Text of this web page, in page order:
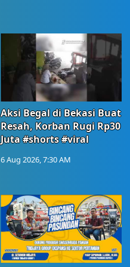
Aksi Begal di Bekasi Buat
Resah, Korban Rugi Rp30
Juta #shorts #viral
6 Aug 2026, 7:30 AM